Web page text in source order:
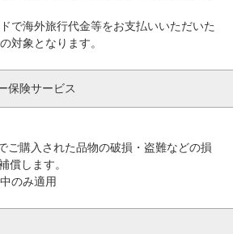
で海外旅行代金等をお支払いいただいた
対象となります。
保険サービス
ご購入された品物の破損・盗難などの損
償します。
のみ適用